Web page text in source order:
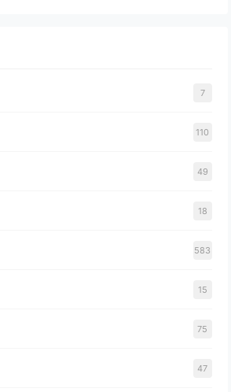
7
110
49
18
583
15
75
47